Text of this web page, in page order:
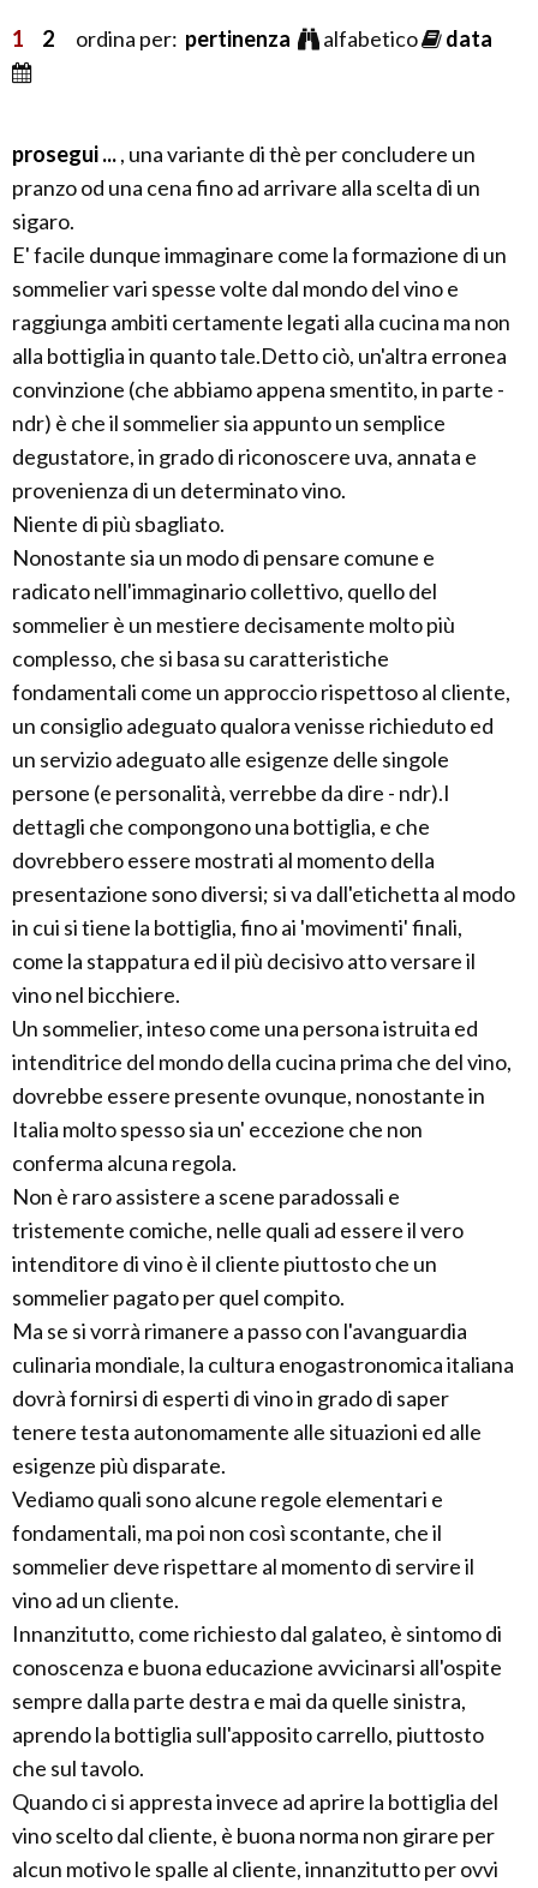
1 2 ordina per: pertinenza alfabetico data
prosegui ..., una variante di thè per concludere un
pranzo od una cena fino ad arrivare alla scelta di un
sigaro.
E' facile dunque immaginare come la formazione di un
sommelier vari spesse volte dal mondo del vino e
raggiunga ambiti certamente legati alla cucina ma non
alla bottiglia in quanto tale.Detto ciò, un'altra erronea
convinzione (che abbiamo appena smentito, in parte -
ndr) è che il sommelier sia appunto un semplice
degustatore, in grado di riconoscere uva, annata e
provenienza di un determinato vino.
Niente di più sbagliato.
Nonostante sia un modo di pensare comune e
radicato nell'immaginario collettivo, quello del
sommelier è un mestiere decisamente molto più
complesso, che si basa su caratteristiche
fondamentali come un approccio rispettoso al cliente,
un consiglio adeguato qualora venisse richieduto ed
un servizio adeguato alle esigenze delle singole
persone (e personalità, verrebbe da dire - ndr).I
dettagli che compongono una bottiglia, e che
dovrebbero essere mostrati al momento della
presentazione sono diversi; si va dall'etichetta al modo
in cui si tiene la bottiglia, fino ai 'movimenti' finali,
come la stappatura ed il più decisivo atto versare il
vino nel bicchiere.
Un sommelier, inteso come una persona istruita ed
intenditrice del mondo della cucina prima che del vino,
dovrebbe essere presente ovunque, nonostante in
Italia molto spesso sia un' eccezione che non
conferma alcuna regola.
Non è raro assistere a scene paradossali e
tristemente comiche, nelle quali ad essere il vero
intenditore di vino è il cliente piuttosto che un
sommelier pagato per quel compito.
Ma se si vorrà rimanere a passo con l'avanguardia
culinaria mondiale, la cultura enogastronomica italiana
dovrà fornirsi di esperti di vino in grado di saper
tenere testa autonomamente alle situazioni ed alle
esigenze più disparate.
Vediamo quali sono alcune regole elementari e
fondamentali, ma poi non così scontante, che il
sommelier deve rispettare al momento di servire il
vino ad un cliente.
Innanzitutto, come richiesto dal galateo, è sintomo di
conoscenza e buona educazione avvicinarsi all'ospite
sempre dalla parte destra e mai da quelle sinistra,
aprendo la bottiglia sull'apposito carrello, piuttosto
che sul tavolo.
Quando ci si appresta invece ad aprire la bottiglia del
vino scelto dal cliente, è buona norma non girare per
alcun motivo le spalle al cliente, innanzitutto per ovvi